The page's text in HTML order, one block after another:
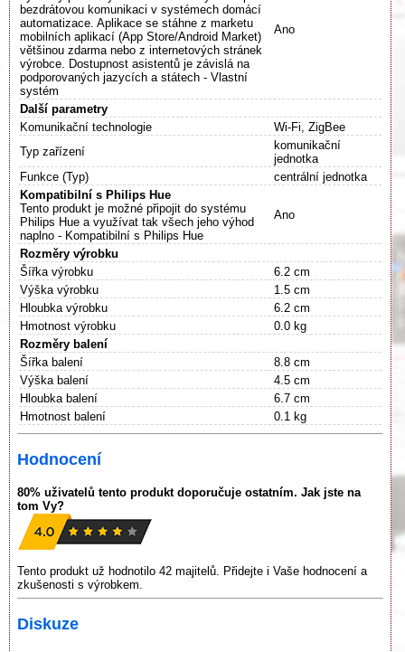
bezdrátovou komunikaci v systémech domácí
automatizace. Aplikace se stáhne z marketu
mobilních aplikací (App Store/Android Market)
většinou zdarma nebo z internetových stránek
výrobce. Dostupnost asistentů je závislá na
podporovaných jazycích a státech - Vlastní
systém
Ano
Další parametry
Komunikační technologie
Wi-Fi, ZigBee
Typ zařízení
komunikační
jednotka
Funkce (Typ)
centrální jednotka
Kompatibilní s Philips Hue
Tento produkt je možné připojit do systému
Philips Hue a využívat tak všech jeho výhod
naplno - Kompatibilní s Philips Hue
Ano
Rozměry výrobku
Šířka výrobku
6.2 cm
Výška výrobku
1.5 cm
Hloubka výrobku
6.2 cm
Hmotnost výrobku
0.0 kg
Rozměry balení
Šířka balení
8.8 cm
Výška balení
4.5 cm
Hloubka balení
6.7 cm
Hmotnost balení
0.1 kg
Hodnocení
80% uživatelů tento produkt doporučuje ostatním. Jak jste na
tom Vy?
Tento produkt už hodnotilo 42 majitelů. Přidejte i Vaše hodnocení a
zkušenosti s výrobkem.
Diskuze